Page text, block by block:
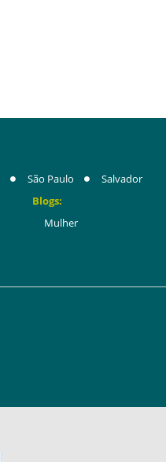
São Paulo
Salvador
Blogs:
Mulher